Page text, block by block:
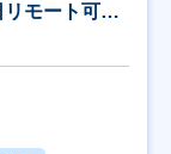
モート可